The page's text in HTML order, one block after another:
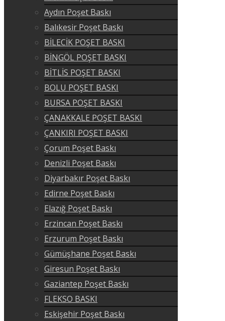
Aydın Poşet Baskı
Balıkesir Poşet Baskı
BİLECİK POŞET BASKI
BİNGÖL POŞET BASKI
BİTLİS POŞET BASKI
BOLU POŞET BASKI
BURSA POŞET BASKI
ÇANAKKALE POŞET BASKI
ÇANKIRI POŞET BASKI
Çorum Poşet Baskı
Denizli Poşet Baskı
Diyarbakır Poşet Baskı
Edirne Poşet Baskı
Elazığ Poşet Baskı
Erzincan Poşet Baskı
Erzurum Poşet Baskı
Gümüşhane Poşet Baskı
Giresun Poşet Baskı
Gaziantep Poşet Baskı
FLEKSO BASKI
Eskişehir Poşet Baskı